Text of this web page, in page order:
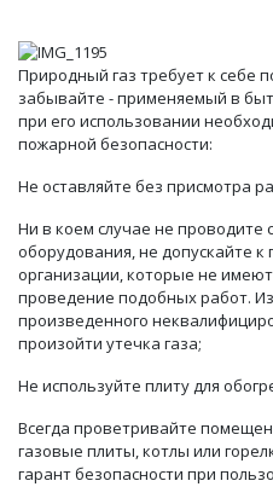
Природный газ требует к себе
забывайте - применяемый в
при его использовании
пожарной безопасности:
Не оставляйте без присмотра
Ни в коем случае не проводите
оборудования, не допускайте
организации, которые не
проведение подобных работ.
произведенного
произойти утечка газа;
Не используйте плиту для
Всегда проветривайте
газовые плиты, котлы или
гарант безопасности при